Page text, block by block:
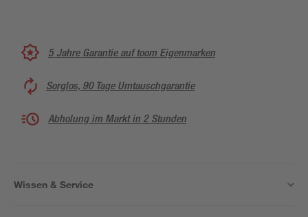
5 Jahre Garantie auf toom Eigenmarken
Sorglos, 90 Tage Umtauschgarantie
Abholung im Markt in 2 Stunden
Wissen & Service